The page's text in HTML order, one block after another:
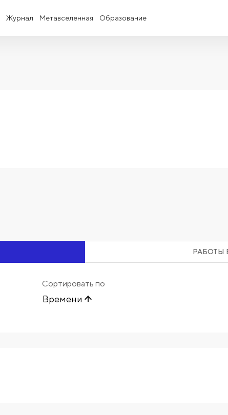
Журнал Метавселенная Образование
РАБОТЫ
Сортировать по
Времени